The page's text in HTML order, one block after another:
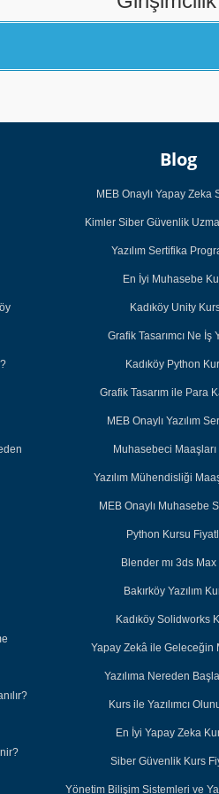
Blog
MEB Onaylı Yapay Zeka
Kimler Siber Güvenlik
Yazılım Sertifika
En İyi Muhasebe
Kadıköy Unity
Grafik Tasarımcı Ne İş
Kadıköy Python
Grafik Tasarım ile Para
MEB Onaylı Yazılım
Muhasebeci Maaşları
Yazılım Mühendisliği
MEB Onaylı Muhasebe
Python Kursu
Blender mı 3ds Max
Bakırköy Yazılım
Kadıköy Solidworks
Yapay Zekâ ile Geleceğin
Yazılıma Nereden
Kurs ile Yazılımcı
En İyi Yapay Zeka
Siber Güvenlik Kurs
Yönetim Bilişim Sistemleri ve